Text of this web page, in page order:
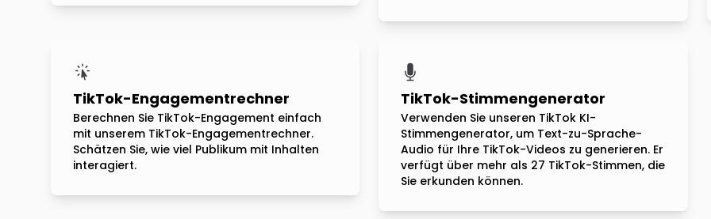
TikTok-Engagementrechner
Berechnen Sie TikTok-Engagement einfach
mit unserem TikTok-Engagementrechner.
Schätzen Sie, wie viel Publikum mit Inhalten
interagiert.
TikTok-Stimmengenerator
Verwenden Sie unseren TikTok KI-
Stimmengenerator, um Text-zu-Sprache-
Audio für Ihre TikTok-Videos zu generieren. Er
verfügt über mehr als 27 TikTok-Stimmen, die
Sie erkunden können.